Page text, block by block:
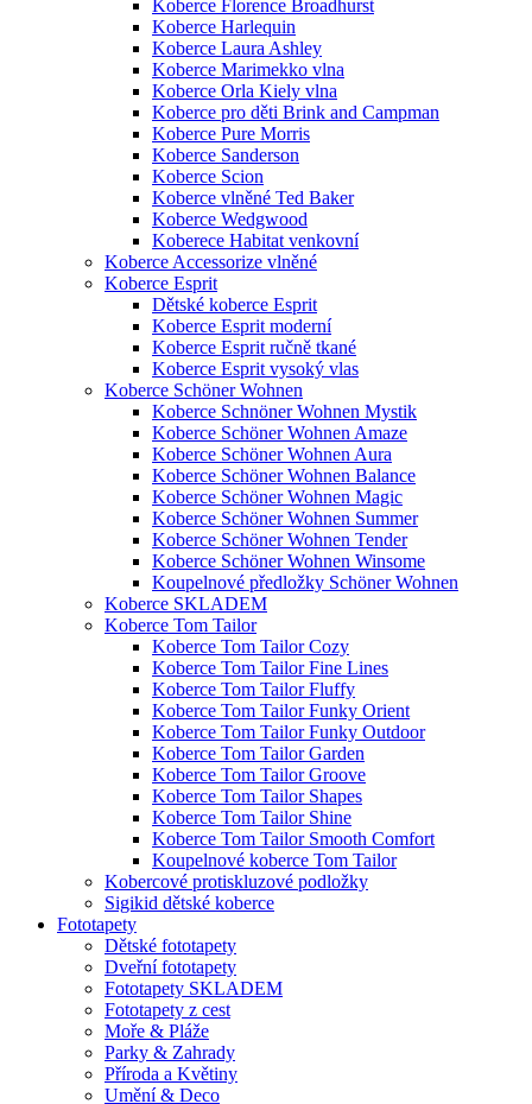
Koberce Florence Broadhurst
Koberce Harlequin
Koberce Laura Ashley
Koberce Marimekko vlna
Koberce Orla Kiely vlna
Koberce pro děti Brink and Campman
Koberce Pure Morris
Koberce Sanderson
Koberce Scion
Koberce vlněné Ted Baker
Koberce Wedgwood
Koberece Habitat venkovní
Koberce Accessorize vlněné
Koberce Esprit
Dětské koberce Esprit
Koberce Esprit moderní
Koberce Esprit ručně tkané
Koberce Esprit vysoký vlas
Koberce Schöner Wohnen
Koberce Schnöner Wohnen Mystik
Koberce Schöner Wohnen Amaze
Koberce Schöner Wohnen Aura
Koberce Schöner Wohnen Balance
Koberce Schöner Wohnen Magic
Koberce Schöner Wohnen Summer
Koberce Schöner Wohnen Tender
Koberce Schöner Wohnen Winsome
Koupelnové předložky Schöner Wohnen
Koberce SKLADEM
Koberce Tom Tailor
Koberce Tom Tailor Cozy
Koberce Tom Tailor Fine Lines
Koberce Tom Tailor Fluffy
Koberce Tom Tailor Funky Orient
Koberce Tom Tailor Funky Outdoor
Koberce Tom Tailor Garden
Koberce Tom Tailor Groove
Koberce Tom Tailor Shapes
Koberce Tom Tailor Shine
Koberce Tom Tailor Smooth Comfort
Koupelnové koberce Tom Tailor
Kobercové protiskluzové podložky
Sigikid dětské koberce
Fototapety
Dětské fototapety
Dveřní fototapety
Fototapety SKLADEM
Fototapety z cest
Moře & Pláže
Parky & Zahrady
Příroda a Květiny
Umění & Deco